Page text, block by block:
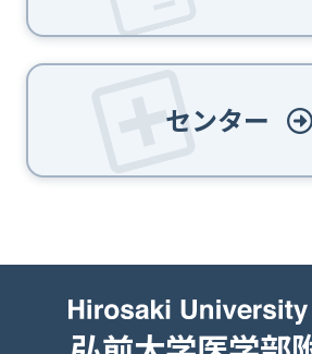
センター